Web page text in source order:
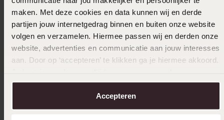
maken. Met deze cookies en data kunnen wij en derde
partijen jouw internetgedrag binnen en buiten onze website
volgen en verzamelen. Hiermee passen wij en derden onze
website, advertenties en communicatie aan jouw interesses
aan. Door op ‘accepteren’ te klikken ga je hiermee akkoord.
over in onscookiebeleid.
Accepteren